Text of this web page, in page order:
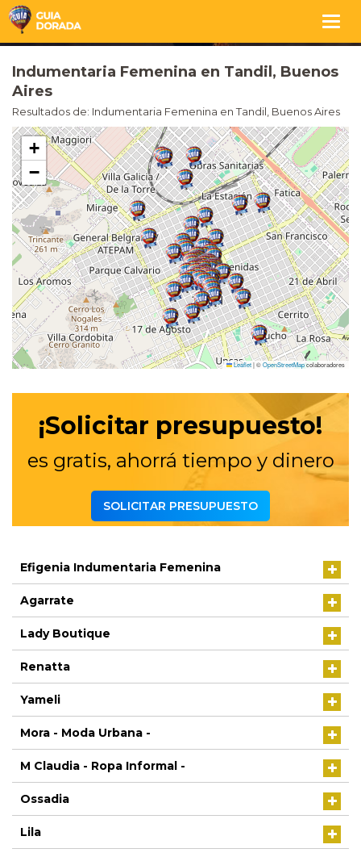
Indumentaria Femenina en Tandil, Buenos
Aires
Resultados de: Indumentaria Femenina en Tandil, Buenos Aires
+
−
Leaflet|©OpenStreetMapcolaboradores
¡Solicitar presupuesto!
es gratis, ahorrá tiempo y dinero
SOLICITAR PRESUPUESTO
Efigenia Indumentaria Femenina
Agarrate
Lady Boutique
Renatta
Yameli
Mora - Moda Urbana -
M Claudia - Ropa Informal -
Ossadia
Lila